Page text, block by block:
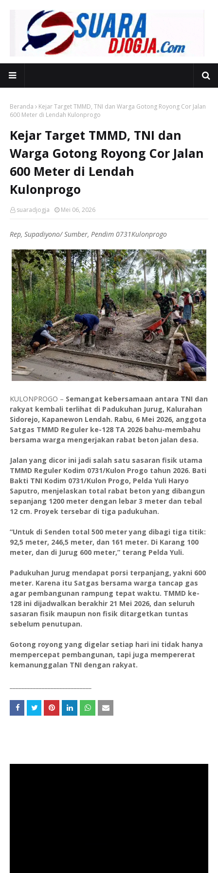
Beranda
Kejar Target TMMD, TNI dan Warga Gotong Royong Cor Jalan
600 Meter di Lendah Kulonprogo
Kejar Target TMMD, TNI dan
Warga Gotong Royong Cor Jalan
600 Meter di Lendah
Kulonprogo
suaradjogja Mei 06, 2026
Rep, Supadiyono/ Sumber, Pendim 0731Kulonprogo
KULONPROGO – Semangat kebersamaan antara TNI dan
rakyat kembali terlihat di Padukuhan Jurug, Kalurahan
Sidorejo, Kapanewon Lendah. Rabu, 6 Mei 2026, anggota
Satgas TMMD Reguler ke-128 TA 2026 bahu-membahu
bersama warga mengerjakan rabat beton jalan desa.
Jalan yang dicor ini jadi salah satu sasaran fisik utama
TMMD Reguler Kodim 0731/Kulon Progo tahun 2026. Bati
Bakti TNI Kodim 0731/Kulon Progo, Pelda Yuli Haryo
Saputro, menjelaskan total rabat beton yang dibangun
sepanjang 1200 meter dengan lebar 3 meter dan tebal
12 cm. Proyek tersebar di tiga padukuhan.
“Untuk di Senden total 500 meter yang dibagi tiga titik:
92,5 meter, 246,5 meter, dan 161 meter. Di Karang 100
meter, dan di Jurug 600 meter,” terang Pelda Yuli.
Padukuhan Jurug mendapat porsi terpanjang, yakni 600
meter. Karena itu Satgas bersama warga tancap gas
agar pembangunan rampung tepat waktu. TMMD ke-
128 ini dijadwalkan berakhir 21 Mei 2026, dan seluruh
sasaran fisik maupun non fisik ditargetkan tuntas
sebelum penutupan.
Gotong royong yang digelar setiap hari ini tidak hanya
mempercepat pembangunan, tapi juga mempererat
kemanunggalan TNI dengan rakyat.